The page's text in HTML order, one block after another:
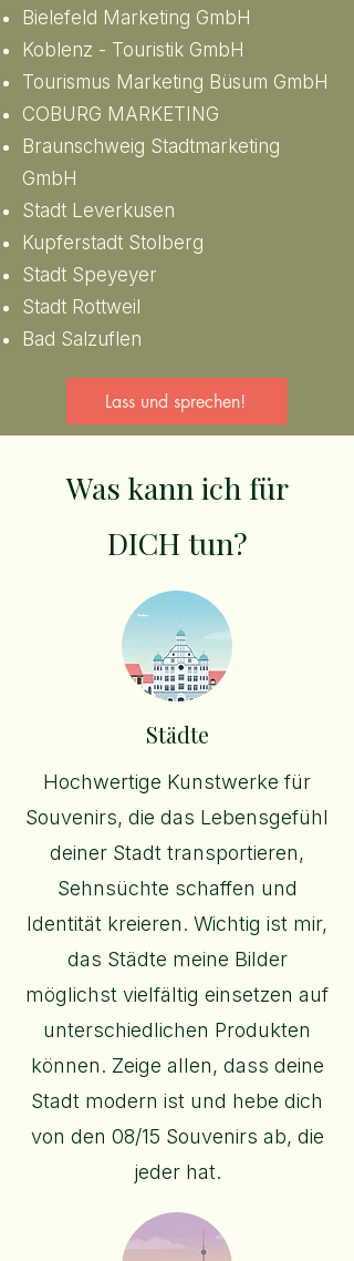
Bielefeld Marketing GmbH
Koblenz - Touristik GmbH
Tourismus Marketing Büsum GmbH
COBURG MARKETING
Braunschweig Stadtmarketing
GmbH
Stadt Leverkusen
Kupferstadt Stolberg
Stadt Speyeyer
Stadt Rottweil
Bad Salzuflen
Lass und sprechen!
Was kann ich für
DICHtun?
Städte
Hochwertige Kunstwerke für
Souvenirs, die das Lebensgefühl
deiner Stadt transportieren,
Sehnsüchte schaffen und
Identität kreieren. Wichtig ist mir,
das Städte meine Bilder
möglichst vielfältig einsetzen auf
unterschiedlichen Produkten
können. Zeige allen, dass deine
Stadt modern ist und hebe dich
von den 08/15 Souvenirs ab, die
jeder hat.